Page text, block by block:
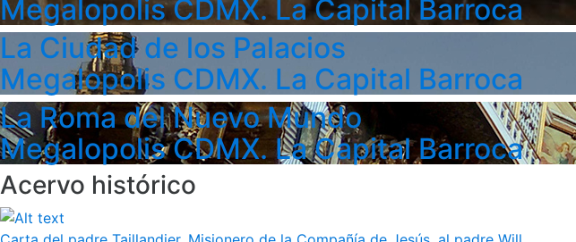
Megalopolis CDMX. La Capital Barroca
La Ciudad de los Palacios
Megalopolis CDMX. La Capital Barroca
La Roma del Nuevo Mundo
Megalopolis CDMX. La Capital Barroca
Acervo histórico